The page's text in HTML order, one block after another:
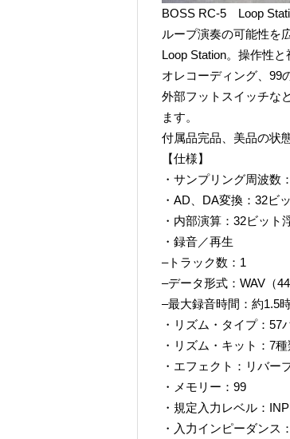
BOSS RC-5 Loop
ループ演奏の可能性を
Loop Station。操作性
オレコーディング、99
外部フットスイッチな
ます。
付属品完品、美品の状
【仕様】
・サンプリング周波数
・AD、DA変換：32ビ
・内部演算：32ビット
・録音／再生
–トラック数：1
–データ形式：WAV（
–最大録音時間：約1.5
・リズム・タイプ：57
・リズム・キット：7
・エフェクト：リバー
・メモリー：99
・規定入力レベル：
・入力インピーダンス